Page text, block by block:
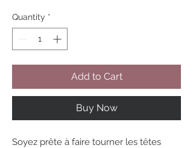
Quantity *
Add to Cart
Buy Now
Soyez prête à faire tourner les têtes